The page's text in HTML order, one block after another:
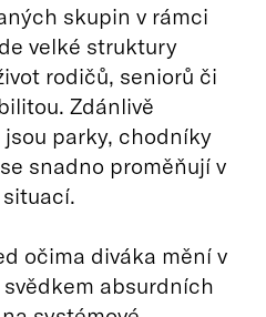
skupin v rámci
velké struktury
rodičů, seniorů či
Zdánlivě
parky, chodníky
snadno proměňují v
očima diváka mění v
absurdních